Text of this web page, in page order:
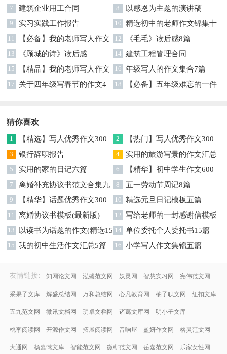
编六篇
7 建筑企业用工合同 8 以感恩为主题的演讲稿
9 实习实践工作报告 10 精选初中的老师作文锦集十
篇
11
【必备】我的老师写人作文
集合八篇
12 《毛毛》读后感8篇
13 《顾城的诗》读后感 14 建筑工程管理合同
15
【精品】我的老师写人作文
集合5篇
16 年级写人的作文集合7篇
17
关于四年级写春节的作文4
18
【必备】五年级难忘的一件
猜你喜欢
1
【精选】写人优秀作文300
字集锦八篇
2
【热门】写人优秀作文300
字汇总8篇
3 银行辞职报告 4
实用的旅游写景的作文汇总
九篇
5 实用的家的日记六篇 6
【精华】初中学生作文600
字集合十篇
7
离婚补充协议书范文合集九
篇
8 五一劳动节周记8篇
9
【精华】话题优秀作文300
字集合9篇
10 精选元旦日记模板五篇
11 离婚协议书模板(最新版) 12 写给老师的一封感谢信模板
汇编9篇
13
以读书为话题的作文(精选15
篇)
14 单位委托个人委托书15篇
15 我的初中生活作文汇总5篇 16 小学写人作文集锦五篇
友情链接: 知网论文网 泓盛范文网 妖灵网 智慧实习网 宪伟范文网
采果子文库 辉盛总结网 万和总结网 心凡教育网 柚子职文网 纽扣文库
五九范文网 微讯文档网 玥卓文档网 诸葛文库网 明小子文库
桃李阅读网 开源作文网 拓展阅读网 音响屋 盈妍作文网 格灵范文网
大通网 杨嘉莺文库 智能范文网 微蕲范文网 岳嘉范文网 乐家女性网